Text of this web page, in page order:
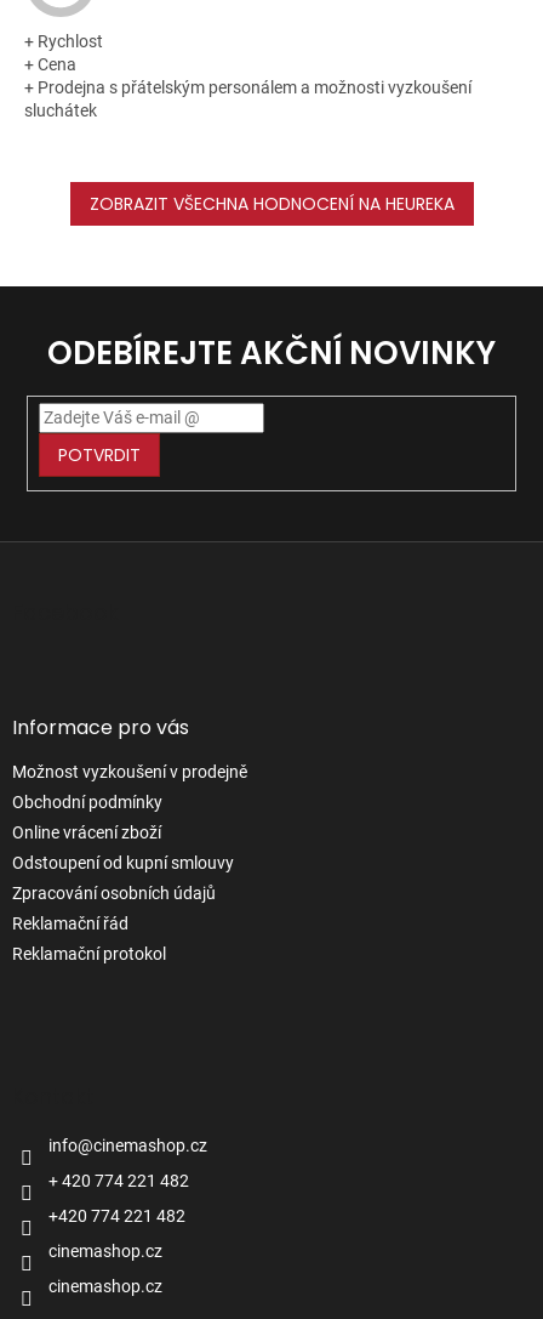
+ Rychlost
+ Cena
+ Prodejna s přátelským personálem a možnosti vyzkoušení
sluchátek
ZOBRAZIT VŠECHNA HODNOCENÍ NA HEUREKA
ODEBÍREJTE AKČNÍ NOVINKY
POTVRDIT
Z
Informace pro vás
Možnost vyzkoušení v prodejně
Obchodní podmínky
Online vrácení zboží
Odstoupení od kupní smlouvy
Zpracování osobních údajů
Reklamační řád
Reklamační protokol
info@cinemashop.cz
+ 420 774 221 482
+420 774 221 482
cinemashop.cz
cinemashop.cz